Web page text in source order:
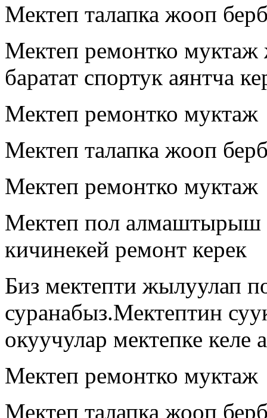
Мектеп талапка жооп
Мектеп ремонтко
баратат спортук аянтча
Мектеп ремонтко муктаж
Мектеп талапка жооп
Мектеп ремонтко муктаж
Мектеп пол алмаштырыш
кичинекей ремонт керек
Биз мектепти жылуулап
суранабыз.Мектептин
окуучулар мектепке келе
Мектеп ремонтко муктаж
Мектеп талапка жооп